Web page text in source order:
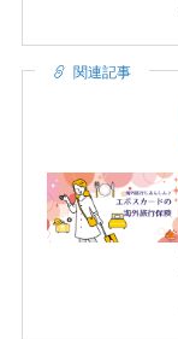
関連記事